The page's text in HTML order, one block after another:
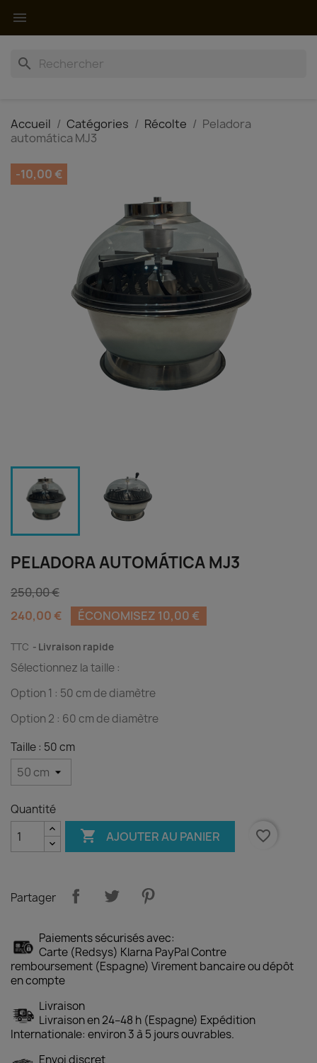

search
Accueil Catégories Récolte
Peladora
automática MJ3
-10,00 €
PELADORA AUTOMÁTICA MJ3
250,00 €
240,00 €
ÉCONOMISEZ 10,00 €
TTC Livraison rapide
Sélectionnez la taille :
Option 1 : 50 cm de diamètre
Option 2 : 60 cm de diamètre
Taille : 50 cm
Quantité
 AJOUTER AU PANIER favorite_border
Partager
Paiements sécurisés avec:
Carte (Redsys) Klarna PayPal Contre
remboursement (Espagne) Virement bancaire ou dépôt
en compte
Livraison
Livraison en 24–48 h (Espagne) Expédition
Internationale: environ 3 à 5 jours ouvrables.
Envoi discret